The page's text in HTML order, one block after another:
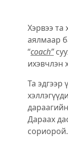
Хэрвээ
аялмаар
“coach”
ихэвчлэн
Та эдгээр
Дараах
сориорой.